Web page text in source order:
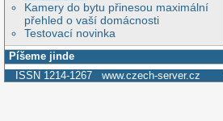
Kamery do bytu přinesou maximální
přehled o vaší domácnosti
Testovací novinka
Píšeme jinde
ISSN 1214-1267 www.czech-server.cz